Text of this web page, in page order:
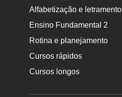
Alfabetização e letramento
Ensino Fundamental 2
Rotina e planejamento
Cursos rápidos
Cursos longos